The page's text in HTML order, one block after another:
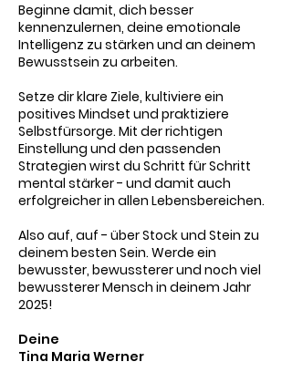
Beginne damit, dich besser
kennenzulernen, deine emotionale
Intelligenz zu stärken und an deinem
Bewusstsein zu arbeiten.
Setze dir klare Ziele, kultiviere ein
positives Mindset und praktiziere
Selbstfürsorge. Mit der richtigen
Einstellung und den passenden
Strategien wirst du Schritt für Schritt
mental stärker - und damit auch
erfolgreicher in allen Lebensbereichen.
Also auf, auf - über Stock und Stein zu
deinem besten Sein. Werde ein
bewusster, bewussterer und noch viel
bewussterer Mensch in deinem Jahr
2025! ​
Deine
Tina Maria Werner